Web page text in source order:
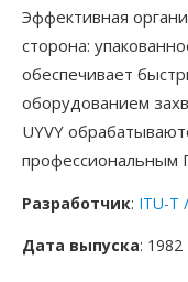
Эффективная
сторона:
обеспечивает
оборудованием
UYVY
профессиональным
Разработчик: ITU-T
Дата выпуска: 1982